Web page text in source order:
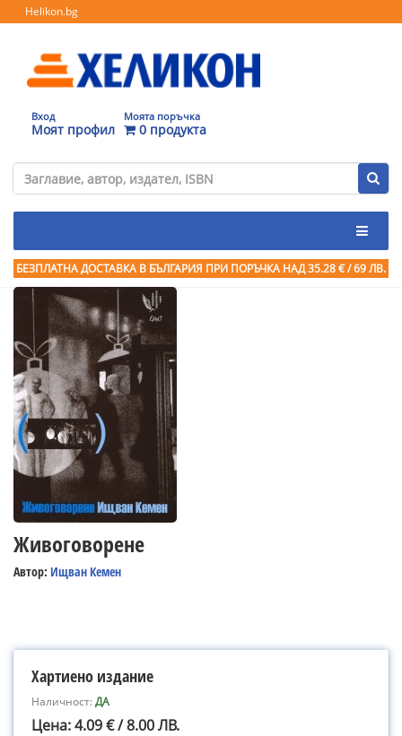
Helikon.bg
Вход
Моят профил
Моята поръчка
0 продукта
БЕЗПЛАТНА ДОСТАВКА В БЪЛГАРИЯ ПРИ ПОРЪЧКА НАД 35.28 € / 69 ЛВ.
Живоговорене
Автор: Ищван Кемен
Хартиено издание
Наличност:ДА
Цена: 4.09 € / 8.00 ЛВ.